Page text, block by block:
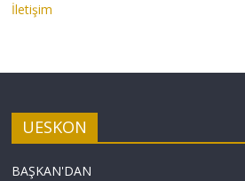
İletişim
UESKON
BAŞKAN'DAN